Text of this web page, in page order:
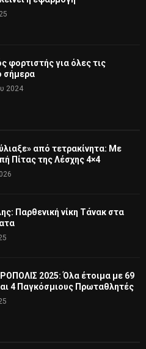
φορτιστής για όλες τις
σήμερα
2024
από τετρακίνητα: Με
Πίτας της Λέσχης 4×4
Παρθενική νίκη Τάνακ στα
2025: Όλα έτοιμα με 69
4 Παγκόσμιους Πρωταθλητές